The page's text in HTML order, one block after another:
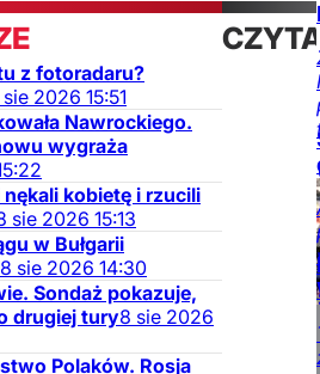
z fotoradaru?
sie 2026 15:51
Nawrockiego.
wygraża
kobietę i rzucili
sie 2026 15:13
w Bułgarii
8 sie 2026 14:30
Sondaż pokazuje,
drugiej tury8 sie 2026
Polaków. Rosja
TAKŻE